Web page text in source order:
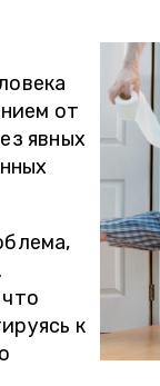
от
явных
к